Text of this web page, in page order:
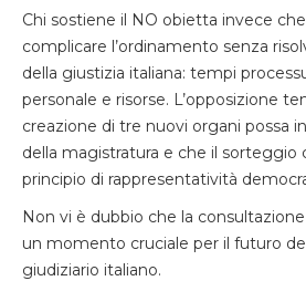
Chi sostiene il NO obietta invece
complicare l’ordinamento senza
della giustizia italiana: tempi
personale e risorse. L’opposizione
creazione di tre nuovi organi possa
della magistratura e che il
principio di rappresentatività
Non vi è dubbio che la
un momento cruciale per il futuro
giudiziario italiano.